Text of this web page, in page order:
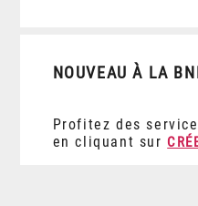
NOUVEAU À LA
Profitez des
en cliquant sur